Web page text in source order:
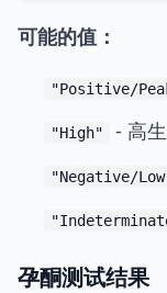
可能的值：
"Positive/
"High" - 高
"Negative/
孕酮测试结果